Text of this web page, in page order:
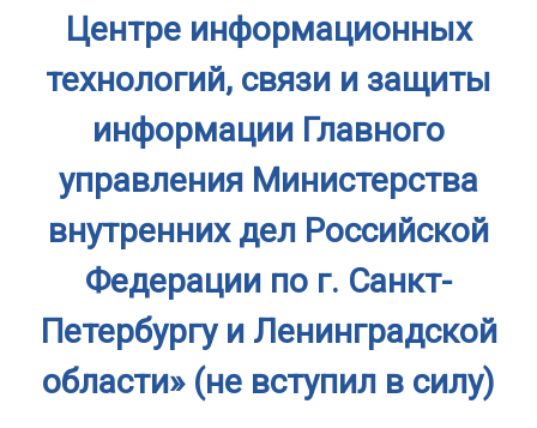
Центре информационных
технологий, связи и защиты
информации Главного
управления Министерства
внутренних дел Российской
Федерации по г. Санкт-
Петербургу и Ленинградской
области» (не вступил в силу)